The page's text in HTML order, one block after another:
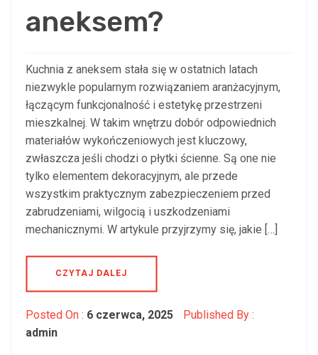
aneksem?
Kuchnia z aneksem stała się w ostatnich latach
niezwykle popularnym rozwiązaniem aranżacyjnym,
łączącym funkcjonalność i estetykę przestrzeni
mieszkalnej. W takim wnętrzu dobór odpowiednich
materiałów wykończeniowych jest kluczowy,
zwłaszcza jeśli chodzi o płytki ścienne. Są one nie
tylko elementem dekoracyjnym, ale przede
wszystkim praktycznym zabezpieczeniem przed
zabrudzeniami, wilgocią i uszkodzeniami
mechanicznymi. W artykule przyjrzymy się, jakie […]
CZYTAJ DALEJ
Posted On : 6 czerwca, 2025
Published By :
admin